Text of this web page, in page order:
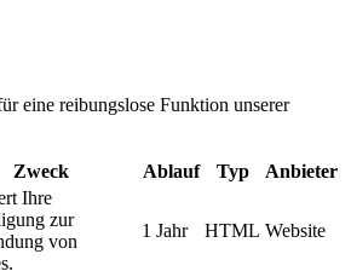
eine reibungslose Funktion unserer
Zweck Ablauf Typ Anbieter
Ihre
zur
von
1 Jahr HTML Website